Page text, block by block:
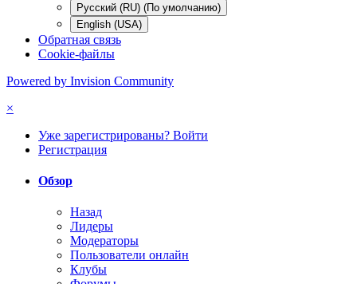
Русский (RU) (По умолчанию)
English (USA)
Обратная связь
Cookie-файлы
Powered by Invision Community
×
Уже зарегистрированы? Войти
Регистрация
Обзор
Назад
Лидеры
Модераторы
Пользователи онлайн
Клубы